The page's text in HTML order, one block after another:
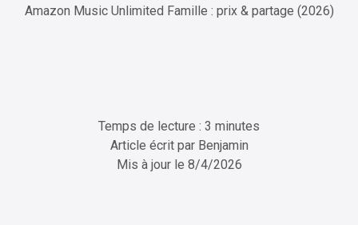
Amazon Music Unlimited Famille : prix & partage (2026)
Temps de lecture : 3 minutes
Article écrit par Benjamin
Mis à jour le 8/4/2026